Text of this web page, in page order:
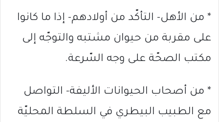
* من الأهل- التأكّد من أولادهم- إذا ما كانوا
على مقربة من حيوان مشتبه والتوجّه إلى
مكتب الصحّة على وجه السّرعة.
* من أصحاب الحيوانات الأليفة- التواصل
مع الطبيب البيطري في السلطة المحليّة